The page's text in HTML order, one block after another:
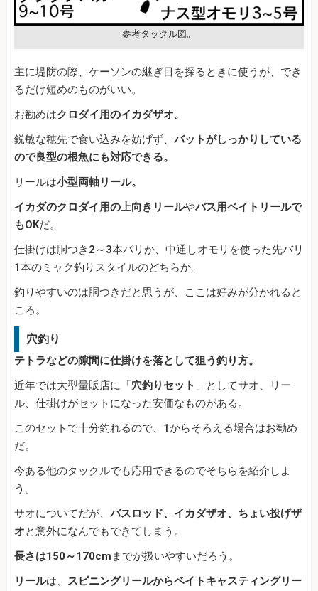
参考タックル図。
主に堤防の際、ケーソンの継ぎ目を探るときに使うが、でき
るだけ短めのものがいい。
お勧めはクロダイ用のイカダザオ。
鋭敏な穂先で食い込みを妨げず、 バットがしっかりしている
ので良型の根魚にも対応できる。
リールは小型両軸リール。
イカダのクロダイ用の上向きリールやバス用ベイトリールで
もOKだ。
仕掛けは胴つき2～3本バリか、中通しオモリを使った先バリ
1本のミャク釣りスタイルのどちらか。
釣りやすいのは胴つきだと思うが、ここは好みが分かれると
ころ。
穴釣り
テトラなどの隙間に仕掛けを落として狙う釣り方。
近年では大型量販店に「穴釣りセット 」としてサオ、リー
ル、仕掛けがセットになった安価なものがある。
このセットで十分釣れるので、1からそろえる場合はお勧め
だ。
今ある他のタックルでも応用できるのでそちらを紹介しよ
う。
サオについてだが、 バスロッド、イカダザオ、ちょい投げザ
オと意外になんでもできてしまう。
長さは150～170cm までが扱いやすいだろう。
リールは、 スピニングリールからベイトキャスティングリー